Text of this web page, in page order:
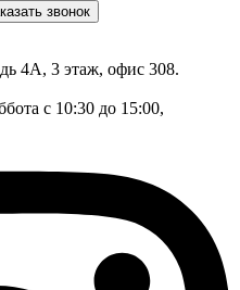
звонок
4А, 3 этаж, офис 308.
с 10:30 до 15:00,